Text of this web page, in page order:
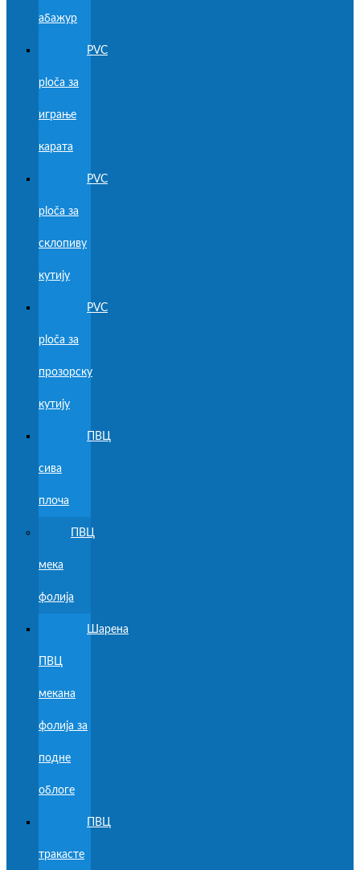
абажур
PVC
ploča за
играње
карата
PVC
ploča за
склопиву
кутију
PVC
ploča за
прозорску
кутију
ПВЦ
сива
плоча
ПВЦ
мека
фолија
Шарена
ПВЦ
мекана
фолија за
подне
облоге
ПВЦ
тракасте